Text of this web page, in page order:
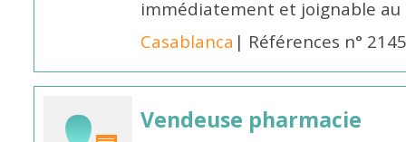
immédiatement et joignable au
Casablanca | Références n°
Vendeuse pharmacie